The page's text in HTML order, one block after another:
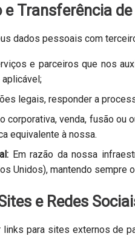
Transferência
dados pessoais com
e parceiros que nos
legais, responder a
corporativa, venda, fusão
equivalente à nossa.
Em razão da nossa
Unidos), mantendo
e Redes
para sites externos de